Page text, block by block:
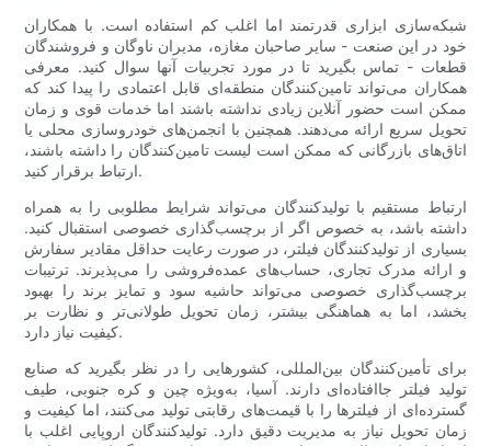
شبکه‌سازی ابزاری قدرتمند اما اغلب کم استفاده است. با همکاران
خود در این صنعت - سایر صاحبان مغازه، مدیران ناوگان و فروشندگان
قطعات - تماس بگیرید تا در مورد تجربیات آنها سوال کنید. معرفی
همکاران می‌تواند تامین‌کنندگان منطقه‌ای قابل اعتمادی را پیدا کند که
ممکن است حضور آنلاین زیادی نداشته باشند اما خدمات قوی و زمان
تحویل سریع ارائه می‌دهند. همچنین با انجمن‌های خودروسازی محلی یا
اتاق‌های بازرگانی که ممکن است لیست تامین‌کنندگان را داشته باشند،
ارتباط برقرار کنید.
ارتباط مستقیم با تولیدکنندگان می‌تواند شرایط مطلوبی را به همراه
داشته باشد، به خصوص اگر از برچسب‌گذاری خصوصی استقبال کنید.
بسیاری از تولیدکنندگان فیلتر، در صورت رعایت حداقل مقادیر سفارش
و ارائه مدرک تجاری، حساب‌های عمده‌فروشی را می‌پذیرند. ترتیبات
برچسب‌گذاری خصوصی می‌تواند حاشیه سود و تمایز برند را بهبود
بخشد، اما به هماهنگی بیشتر، زمان تحویل طولانی‌تر و نظارت بر
کیفیت نیاز دارد.
برای تأمین‌کنندگان بین‌المللی، کشورهایی را در نظر بگیرید که صنایع
تولید فیلتر جاافتاده‌ای دارند. آسیا، به‌ویژه چین و کره جنوبی، طیف
گسترده‌ای از فیلترها را با قیمت‌های رقابتی تولید می‌کنند، اما کیفیت و
زمان تحویل نیاز به مدیریت دقیق دارد. تولیدکنندگان اروپایی اغلب با